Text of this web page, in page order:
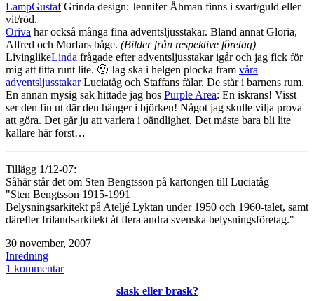
LampGustafGrinda design: Jennifer Åhman finns i svart/guld eller
vit/röd.
Oriva har också många fina adventsljusstakar. Bland annat Gloria,
Alfred och Morfars båge. (Bilder från respektive företag)
LivinglikeLinda frågade efter adventsljusstakar igår och jag fick för
mig att titta runt lite. 🙂 Jag ska i helgen plocka fram våra
adventsljusstakarLuciatåg och Staffans fålar. De står i barnens rum.
En annan mysig sak hittade jag hos Purple Area: En iskrans! Visst
ser den fin ut där den hänger i björken! Något jag skulle vilja prova
att göra. Det går ju att variera i oändlighet. Det måste bara bli lite
kallare här först…
Tillägg 1/12-07:
Såhär står det om Sten Bengtsson på kartongen till Luciatåg
"Sten Bengtsson 1915-1991
Belysningsarkitekt på Ateljé Lyktan under 1950 och 1960-talet, samt
därefter frilandsarkitekt åt flera andra svenska belysningsföretag."
Publicerat
den
30 november, 2007
Kategoriserat
som
Inredning
1 kommentartill
slask eller brask?